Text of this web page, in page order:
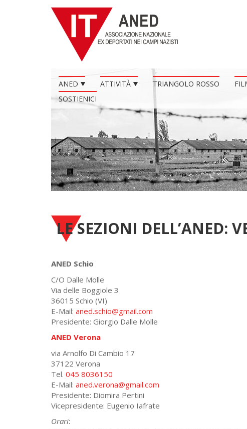
ANED ATTIVITÀ TRIANGOLO ROSSO
SOSTIENICI
LE SEZIONI DELL’ANED:
ANED Schio
C/O Dalle Molle
Via delle Boggiole 3
36015 Schio (VI)
E-Mail: aned.schio@gmail.com
Presidente: Giorgio Dalle Molle
ANED Verona
via Arnolfo Di Cambio 17
37122 Verona
Tel. 045 8036150
E-Mail: aned.verona@gmail.com
Presidente: Diomira Pertini
Vicepresidente: Eugenio Iafrate
Orari: